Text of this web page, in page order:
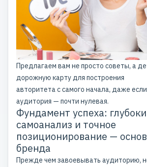
Предлагаем вам не просто советы, а
дорожную карту для построения
авторитета с самого начала, даже
аудитория — почти нулевая.
Фундамент успеха:
самоанализ и точное
позиционирование —
бренда
Прежде чем завоевывать аудиторию,